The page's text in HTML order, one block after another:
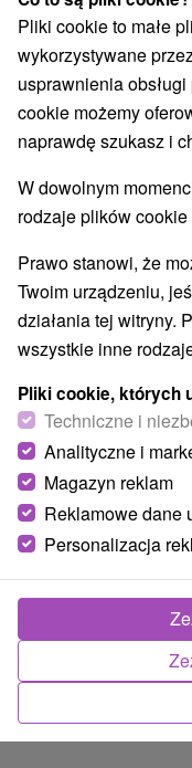
Facebook
Opinii Google
Žiarska dolina
031 04 Žiar
GPS:
N +49°
E +19°
Region turystyczny
Západné Tatry,
Znalazłeś błąd lub
Zgłoś błąd
Pliki cookie to małe
wykorzystywane
usprawnienia
cookie możemy
naprawdę szukasz i
W dowolnym
rodzaje plików
Prawo stanowi, że
Twoim urządzeniu,
działania tej witryny.
wszystkie inne
Pliki cookie, których
Techniczne i
Analityczne i
Magazyn reklam
Reklamowe dane
Personalizacja